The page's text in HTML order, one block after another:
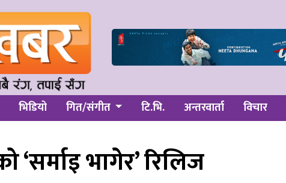
भिडियो गित/संगीत टि.भि. अन्तरवार्ता विचार
‘सर्माइ भागेर’ रिलिज